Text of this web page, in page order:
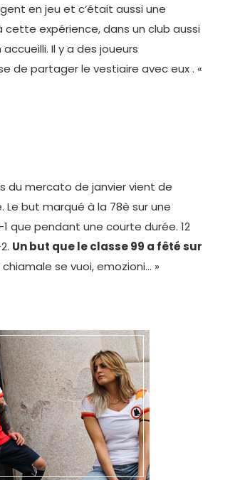
en jeu et c’était aussi une
expérience, dans un club aussi
Il y a des joueurs
de partager le vestiaire avec eux . «
du mercato de janvier vient de
but marqué à la 78è sur une
que pendant une courte durée. 12
Un but que le classe 99 a fêté sur
se vuoi, emozioni… »